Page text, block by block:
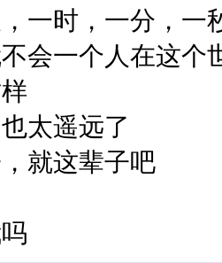
一时，一分，一
会一个人在这
太遥远了
就这辈子吧